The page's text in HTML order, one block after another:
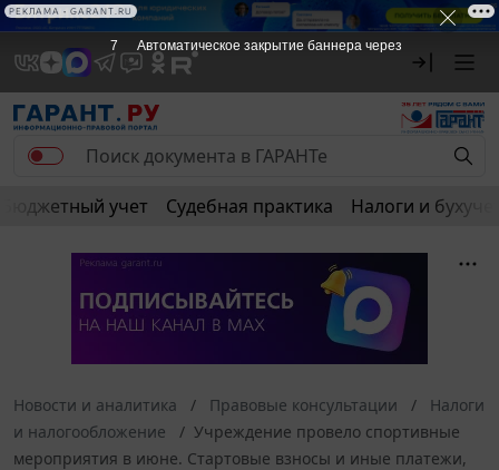
Бюджетный учет Судебная практика Налоги и
Новости и аналитика Правовые консультации
Налоги
и налогообложение
Учреждение провело спортивные
мероприятия в июне. Стартовые взносы и иные платежи,
6 Автоматическое закрытие баннера через
РЕКЛАМА • GARANT.RU